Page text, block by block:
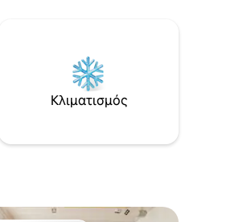
φωλιά για να κάνετε ένα
διάλειμμα και να
αυτήν την υπέροχη πόλη.
γίνει αυτοπροσώπως και θα
να επισκεφτείτε :)
Κλιματισμός